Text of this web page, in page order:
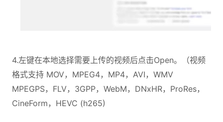
4.左键在本地选择需要上传的视频后点击Open。（视频
格式支持 MOV，MPEG4，MP4，AVI，WMV
MPEGPS，FLV，3GPP，WebM，DNxHR，ProRes，
CineForm，HEVC (h265)